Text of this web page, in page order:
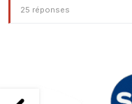
25 réponses